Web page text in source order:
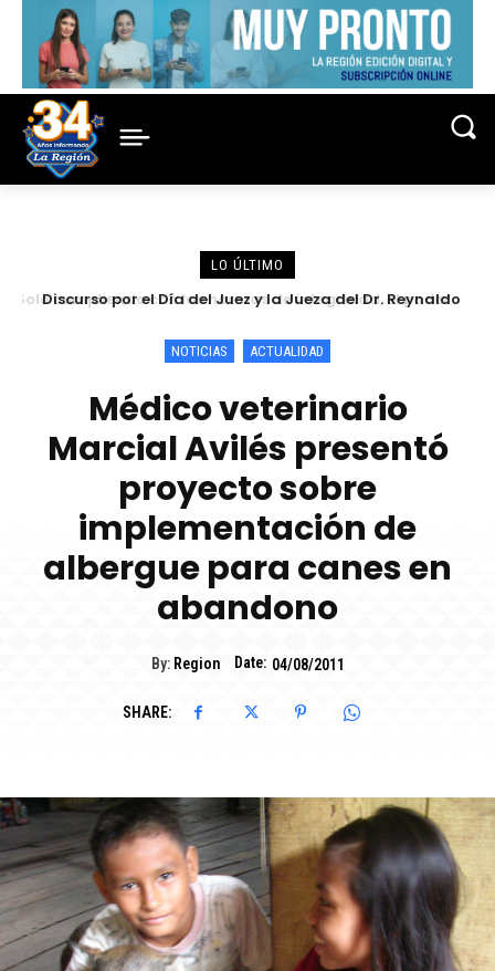
LO ÚLTIMO
Discurso por el Día del Juez y la Jueza del Dr. Reynaldo
NOTICIAS ACTUALIDAD
Médico veterinario
Marcial Avilés presentó
proyecto sobre
implementación de
albergue para canes en
abandono
By: Region Date: 04/08/2011
SHARE: